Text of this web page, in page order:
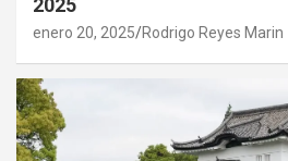
2025
enero 20, 2025 Rodrigo Reyes Marin